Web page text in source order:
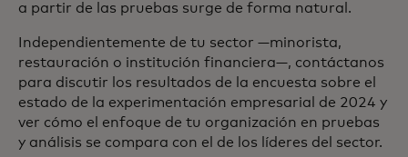
a partir de las pruebas surge de forma natural.
Independientemente de tu sector —minorista,
restauración o institución financiera—, contáctanos
para discutir los resultados de la encuesta sobre el
estado de la experimentación empresarial de 2024 y
ver cómo el enfoque de tu organización en pruebas
y análisis se compara con el de los líderes del sector.